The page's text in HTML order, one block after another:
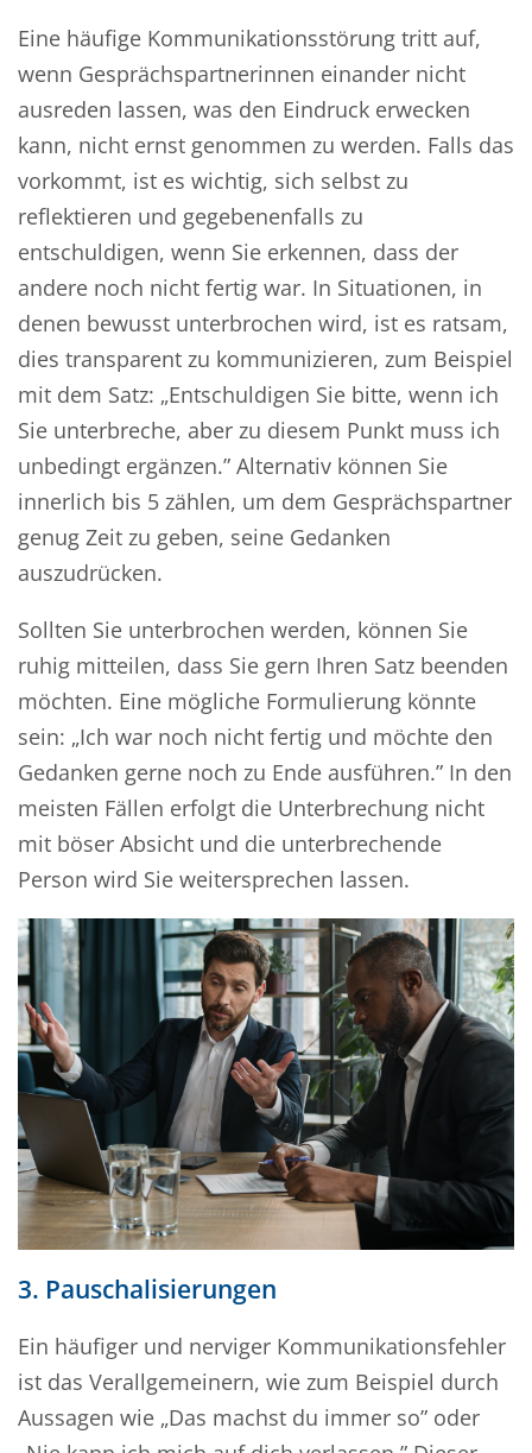
Eine häufige Kommunikationsstörung tritt auf,
wenn Gesprächspartnerinnen einander nicht
ausreden lassen, was den Eindruck erwecken
kann, nicht ernst genommen zu werden. Falls das
vorkommt, ist es wichtig, sich selbst zu
reflektieren und gegebenenfalls zu
entschuldigen, wenn Sie erkennen, dass der
andere noch nicht fertig war. In Situationen, in
denen bewusst unterbrochen wird, ist es ratsam,
dies transparent zu kommunizieren, zum Beispiel
mit dem Satz: „Entschuldigen Sie bitte, wenn ich
Sie unterbreche, aber zu diesem Punkt muss ich
unbedingt ergänzen.” Alternativ können Sie
innerlich bis 5 zählen, um dem Gesprächspartner
genug Zeit zu geben, seine Gedanken
auszudrücken.
Sollten Sie unterbrochen werden, können Sie
ruhig mitteilen, dass Sie gern Ihren Satz beenden
möchten. Eine mögliche Formulierung könnte
sein: „Ich war noch nicht fertig und möchte den
Gedanken gerne noch zu Ende ausführen.” In den
meisten Fällen erfolgt die Unterbrechung nicht
mit böser Absicht und die unterbrechende
Person wird Sie weitersprechen lassen.
3. Pauschalisierungen
Ein häufiger und nerviger Kommunikationsfehler
ist das Verallgemeinern, wie zum Beispiel durch
Aussagen wie „Das machst du immer so” oder